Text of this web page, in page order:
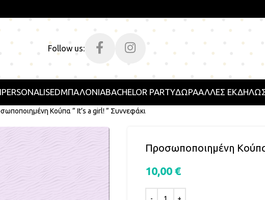
Follow us:
PERSONALISEDΜΠΑΛΟΝΙΑBACHELOR PARTYΔΩΡΑΑΛΛΕΣ
Κούπα ” It’s a girl! ” Συννεφάκι
Προσωποποιημένη
10,00 €